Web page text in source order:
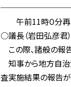
午前11時０分
○議長（岩田弘彦君
この際、諸般の報
知事から地方自
査実施結果の報告が